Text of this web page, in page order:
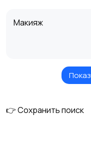
Макияж
Товары для
👉 Сохранить поиск